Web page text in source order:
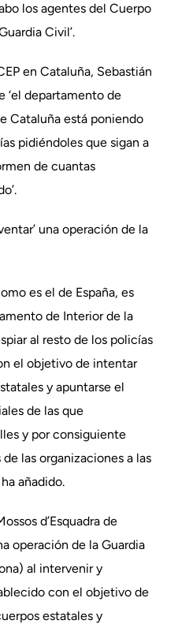
los agentes del Cuerpo
Civil’.
en Cataluña, Sebastián
‘el departamento de
Cataluña está poniendo
pidiéndoles que sigan a
de cuantas
una operación de la
es el de España, es
de Interior de la
al resto de los policías
el objetivo de intentar
y apuntarse el
de las que
y por consiguiente
las organizaciones a las
añadido.
d’Esquadra de
operación de la Guardia
al intervenir y
con el objetivo de
estatales y